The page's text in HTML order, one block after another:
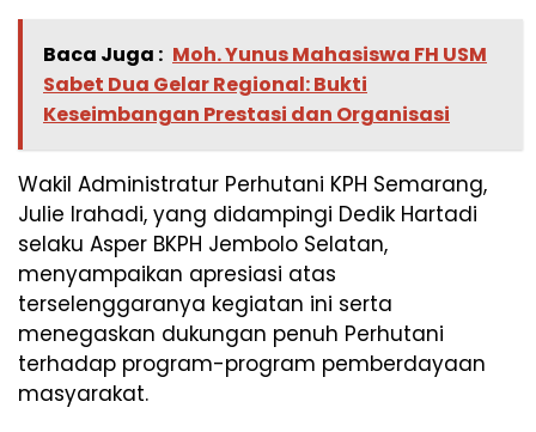
Baca Juga : Moh. Yunus Mahasiswa FH USM
Sabet Dua Gelar Regional: Bukti
Keseimbangan Prestasi dan Organisasi
Wakil Administratur Perhutani KPH Semarang,
Julie Irahadi, yang didampingi Dedik Hartadi
selaku Asper BKPH Jembolo Selatan,
menyampaikan apresiasi atas
terselenggaranya kegiatan ini serta
menegaskan dukungan penuh Perhutani
terhadap program-program pemberdayaan
masyarakat.